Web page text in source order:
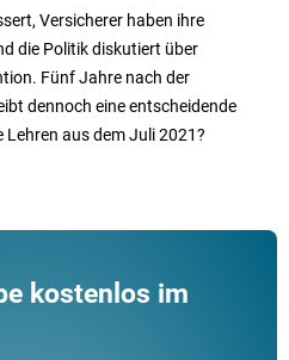
Versicherer haben ihre
die Politik diskutiert über
Fünf Jahre nach der
dennoch eine entscheidende
Lehren aus dem Juli 2021?
kostenlos im